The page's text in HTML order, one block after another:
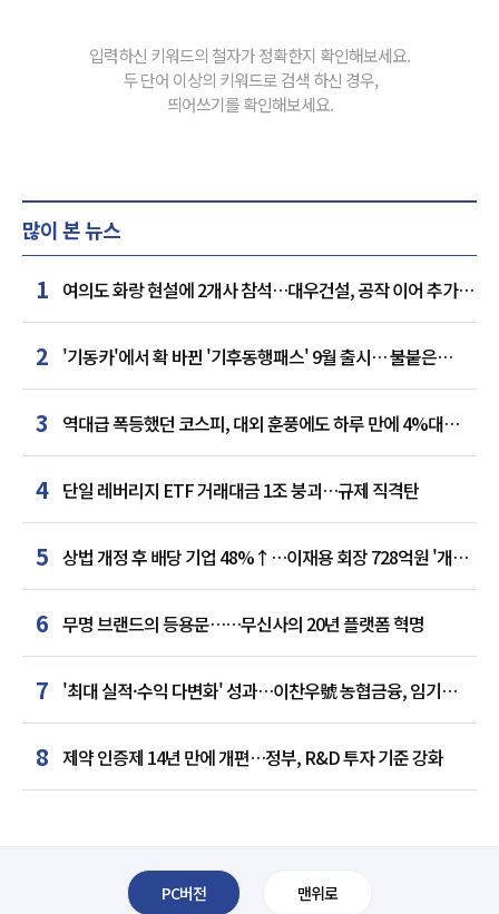
입력하신 키워드의 철자가 정확한지 확인해보세요.
두 단어 이상의 키워드로 검색 하신 경우,
띄어쓰기를 확인해보세요.
많이 본 뉴스
1 여의도 화랑 현설에 2개사 참석…대우건설, 공작 이어 추가
거점 확보하나
2 '기동카'에서 확 바뀐 '기후동행패스' 9월 출시… 불붙은
카드사 경쟁
3
역대급 폭등했던 코스피, 대외 훈풍에도 하루 만에 4%대
급락
4 단일 레버리지 ETF 거래대금 1조 붕괴…규제 직격탄
5 상법 개정 후 배당 기업 48%↑…이재용 회장 728억원 '개인
최다'
6 무명 브랜드의 등용문……무신사의 20년 플랫폼 혁명
7 '최대 실적·수익 다변화' 성과…이찬우號 농협금융, 임기
말년 성장 박차
8 제약 인증제 14년 만에 개편…정부, R&D 투자 기준 강화
PC버전 맨위로